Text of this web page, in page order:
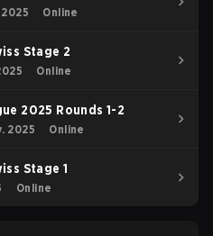
Online
Stage 2
Online
2025 Rounds 1-2
2025 Online
Stage 1
Online